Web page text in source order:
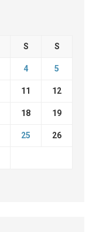
S S
4 5
11 12
18 19
25 26